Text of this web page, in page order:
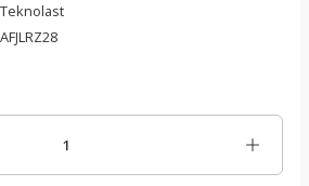
Teknolast
AFJLRZ28